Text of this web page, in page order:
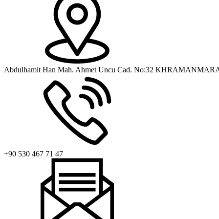
Abdulhamit Han Mah. Ahmet Uncu Cad. No:32
+90 530 467 71 47